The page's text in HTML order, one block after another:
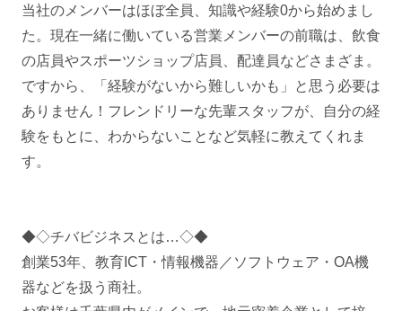
当社のメンバーはほぼ全員、知識や経験0から始めまし
た。現在一緒に働いている営業メンバーの前職は、飲食
の店員やスポーツショップ店員、配達員などさまざま。
ですから、「経験がないから難しいかも」と思う必要は
ありません！フレンドリーな先輩スタッフが、自分の経
験をもとに、わからないことなど気軽に教えてくれま
す。
◆◇チバビジネスとは…◇◆
創業53年、教育ICT・情報機器／ソフトウェア・OA機
器などを扱う商社。